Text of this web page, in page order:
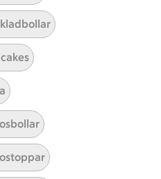
0 kommentarer